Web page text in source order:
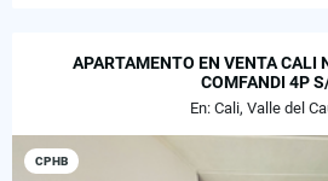
APARTAMENTO EN VENTA CALI
COMFANDI 4P
En: Cali, Valle del
CPHB